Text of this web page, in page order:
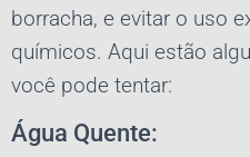
borracha, e evitar o uso
químicos. Aqui estão
você pode tentar:
Água Quente: